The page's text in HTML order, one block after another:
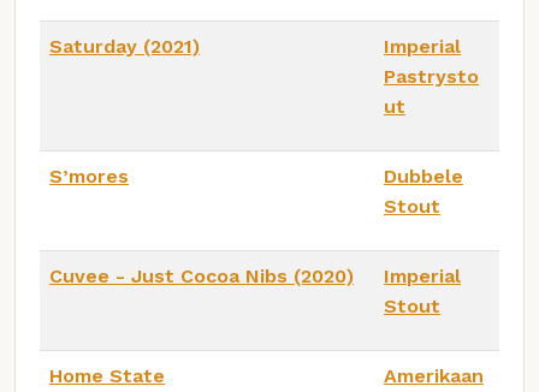
Saturday (2021)
Imperial
Pastrysto
ut
S’mores
Dubbele
Stout
Cuvee - Just Cocoa Nibs (2020)
Imperial
Stout
Home State
Amerikaan